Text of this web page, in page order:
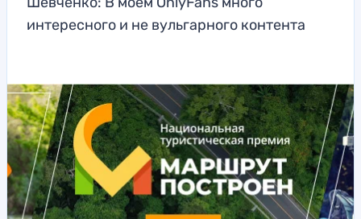
интересного и не вульгарного контента